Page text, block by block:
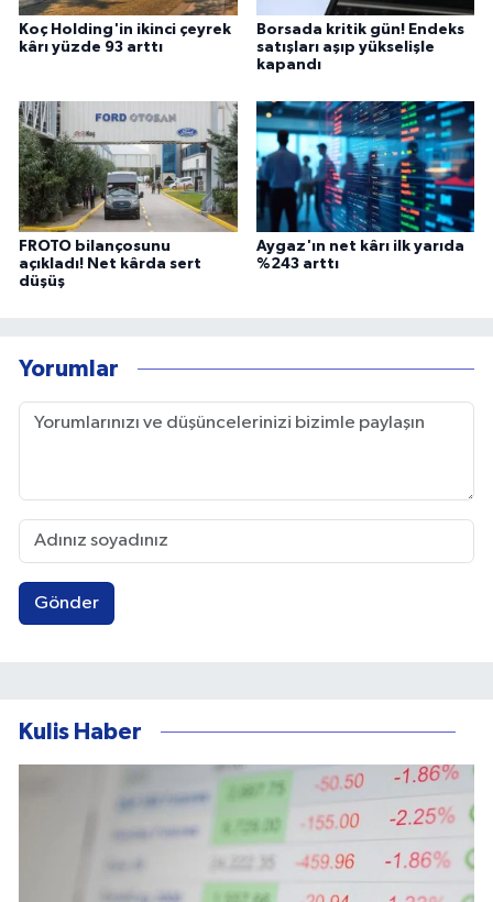
Koç Holding'in ikinci çeyrek
kârı yüzde 93 arttı
Borsada kritik gün! Endeks
satışları aşıp yükselişle
kapandı
FROTO bilançosunu
açıkladı! Net kârda sert
düşüş
Aygaz'ın net kârı ilk yarıda
%243 arttı
Yorumlar
Gönder
Kulis Haber